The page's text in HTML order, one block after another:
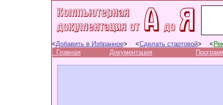
<Добавить в Избранное> <Сделать стартовой> <
Главная
Документация